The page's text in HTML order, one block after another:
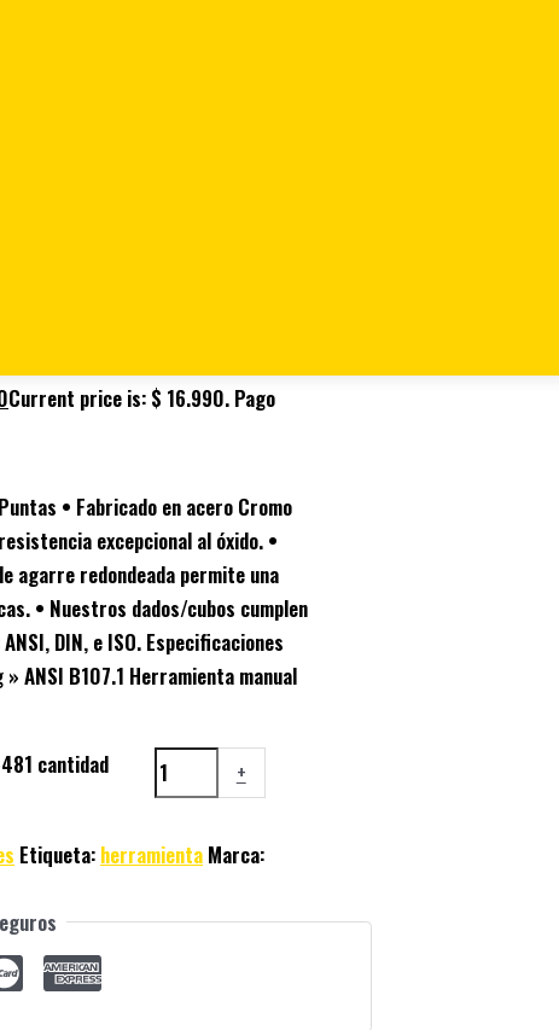
12 PT 1/2 86-481
Current price is: $ 16.990. Pago
• Fabricado en acero Cromo
excepcional al óxido. •
agarre redondeada permite una
• Nuestros dados/cubos cumplen
DIN, e ISO. Especificaciones
ANSI B107.1 Herramienta manual
481 cantidad +
Etiqueta: herramienta Marca: